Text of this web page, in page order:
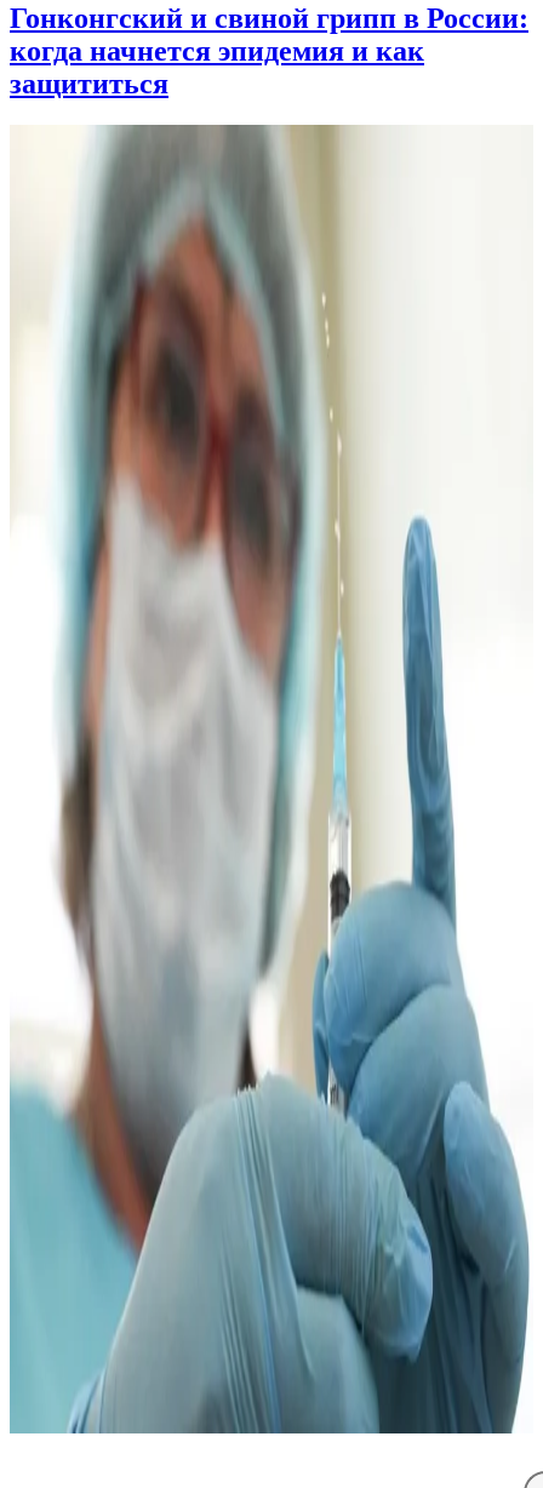
Гонконгский и свиной грипп в России:
когда начнется эпидемия и как
защититься